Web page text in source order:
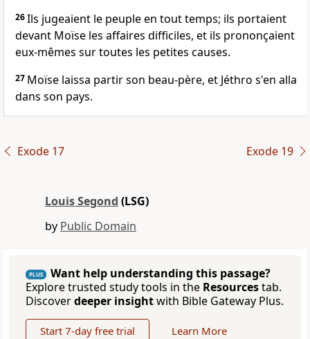
26Ils jugeaient le peuple en tout temps; ils portaient
devant Moïse les affaires difficiles, et ils prononçaient
eux-mêmes sur toutes les petites causes.
27 Moïse laissa partir son beau-père, et Jéthro s'en alla
dans son pays.
Exode 17 Exode 19
Louis Segond (LSG)
by Public Domain
PLUS
Want help understanding this passage?
Explore trusted study tools in the Resourcestab.
Discoverdeeper insightwith Bible Gateway Plus.
Start 7-day free trial Learn More